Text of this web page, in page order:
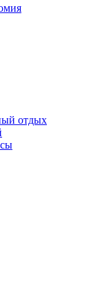
отдых